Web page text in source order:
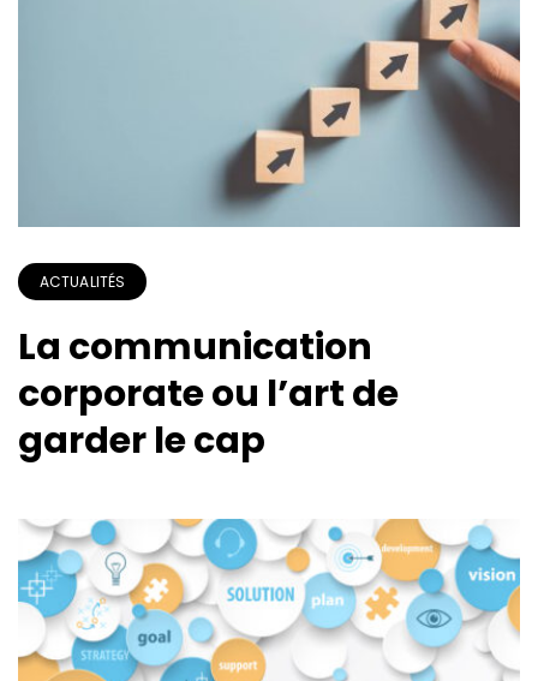
ACTUALITÉS
La communication
corporate ou l’art de
garder le cap